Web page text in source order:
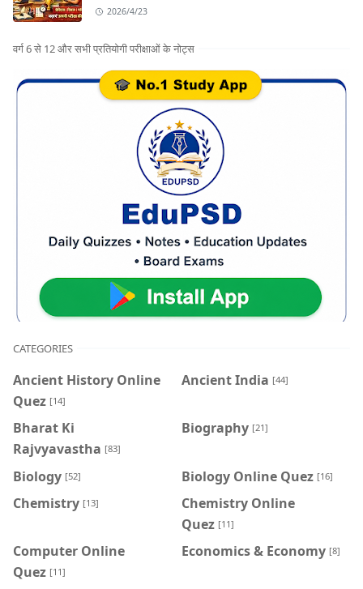
2026/4/23
वर्ग 6 से 12 और सभी प्रतियोगी परीक्षाओं के नोट्स
CATEGORIES
Ancient History Online
Quez [14]
Ancient India [44]
Bharat Ki
Rajvyavastha [83]
Biography [21]
Biology [52] Biology Online Quez [16]
Chemistry [13]
Chemistry Online
Quez [11]
Computer Online
Quez [11]
Economics & Economy [8]